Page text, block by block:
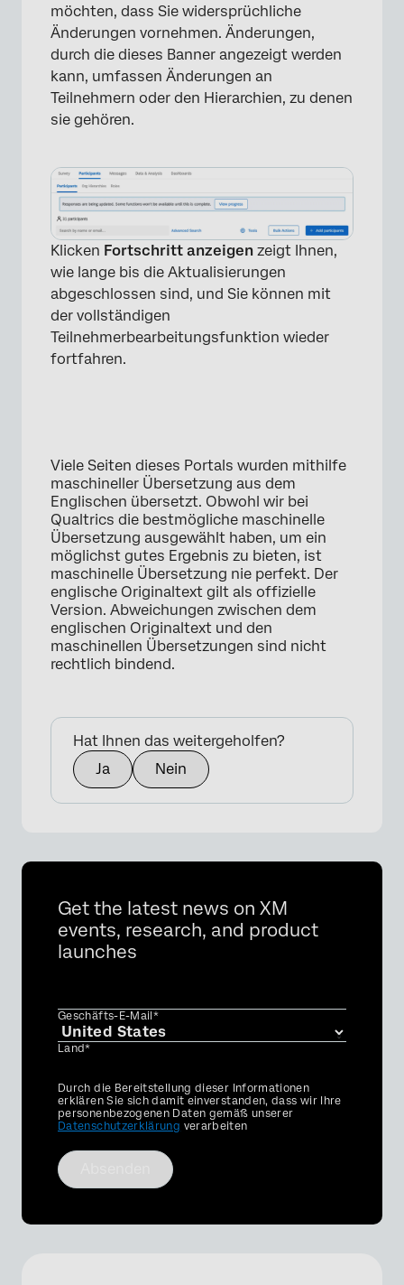
×
möchten, dass Sie widersprüchliche
Änderungen vornehmen. Änderungen,
durch die dieses Banner angezeigt werden
kann, umfassen Änderungen an
Teilnehmern oder den Hierarchien, zu denen
sie gehören.
Klicken Fortschritt anzeigen zeigt Ihnen,
wie lange bis die Aktualisierungen
abgeschlossen sind, und Sie können mit
der vollständigen
Teilnehmerbearbeitungsfunktion wieder
fortfahren.
Viele Seiten dieses Portals wurden mithilfe
maschineller Übersetzung aus dem
Englischen übersetzt. Obwohl wir bei
Qualtrics die bestmögliche maschinelle
Übersetzung ausgewählt haben, um ein
möglichst gutes Ergebnis zu bieten, ist
maschinelle Übersetzung nie perfekt. Der
englische Originaltext gilt als offizielle
Version. Abweichungen zwischen dem
englischen Originaltext und den
maschinellen Übersetzungen sind nicht
rechtlich bindend.
Hat Ihnen das weitergeholfen?
Ja
Nein
Get the latest news on XM
events, research, and product
launches
Geschäfts-E-Mail*
Land*
Privacy
Optin
Durch die Bereitstellung dieser Informationen
erklären Sie sich damit einverstanden, dass wir Ihre
personenbezogenen Daten gemäß unserer
Datenschutzerklärung verarbeiten